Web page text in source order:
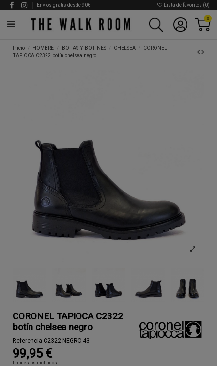
Envíos gratis desde 90€ Lista de favoritos (0)
0
Inicio HOMBRE BOTAS Y BOTINES CHELSEA
CORONEL
TAPIOCA C2322 botín chelsea negro
CORONEL TAPIOCA C2322
botín chelsea negro
Referencia C2322.NEGRO.43
99,95 €
Impuestos incluidos